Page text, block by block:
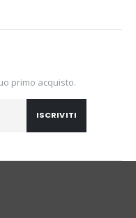
primo acquisto.
ISCRIVITI